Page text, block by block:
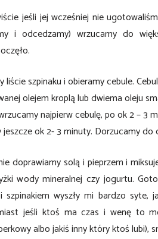
jeśli jej wcześniej nie
i odcedzamy) wrzucamy do
szpinaku i obieramy cebule.
olejem kroplą lub dwiema oleju
najpierw cebulę, po ok 2 – 3
ok 2- 3 minuty. Dorzucamy do
doprawiamy solą i pieprzem i
wody mineralnej czy jogurtu.
szpinakiem wyszły mi bardzo syte,
jeśli ktoś ma czas i wenę to
albo jakiś inny który ktoś lubi),